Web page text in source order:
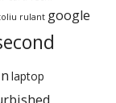
rulant google
laptop